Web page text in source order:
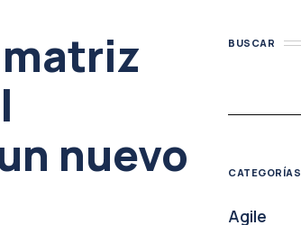
nuevo
BUSCAR
CATEGORÍAS
Agile